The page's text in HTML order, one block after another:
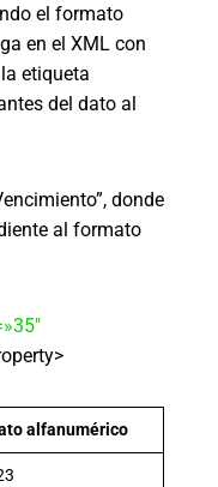
el formato
en el XML con
etiqueta
del dato al
donde
al formato
alfanumérico